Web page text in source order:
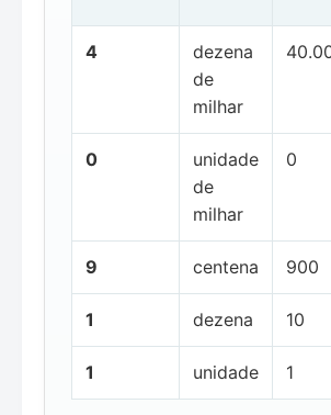
4
dezena
de
milhar
0
unidade
de
milhar
0
9 centena 900
1 dezena 10
1 unidade 1